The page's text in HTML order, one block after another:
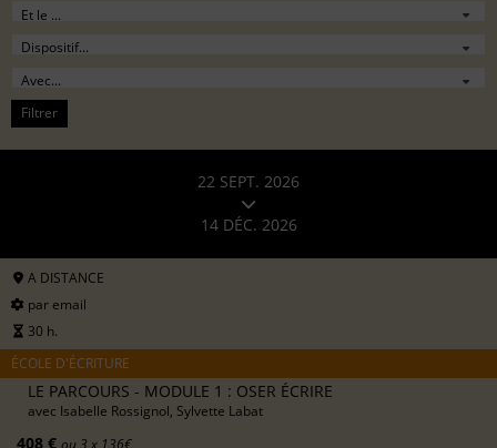
Filtrer
22 SEPT. 2026
14 DÉC. 2026
A DISTANCE
par email
30 h.
ÉCOLE D'ÉCRITURE
LE PARCOURS - MODULE 1 : OSER ÉCRIRE
avec Isabelle Rossignol, Sylvette Labat
408 € ou 3 x 136€